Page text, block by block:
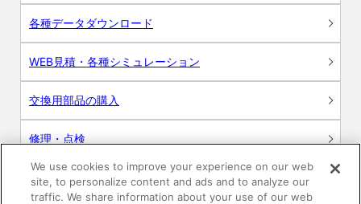
各種データダウンロード
WEB見積・各種シミュレーション
交換用部品の購入
修理・点検
お問い合わせ
We use cookies to improve your experience on our web
site, to personalize content and ads and to analyze our
traffic. We share information about your use of our web